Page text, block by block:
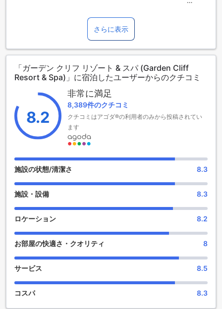
ます。各ルームタイプ欄の記載をお確かめください。ルーム
タイプの欄にエキストラベッド追加のオプションが提示され
ていない場合は、エキストラベッドの追加はできません。
【ご注意】6部屋以上をご予約の場合は、異なるご予約条件や
ガーデン クリフ リゾート&スパ【SHA Extra+認定】は、パタ
ヤに位置する5.0スターホテルです。2005年に建てられ、
2010年に最後のリノベーションが行われました。チェックイ
ンは午後2時から可能で、チェックアウトは正午までとなって
います。ホテルには合計230室の客室があり、空港までの所要
時間は120分です。また、このホテルでは、4歳から11歳まで
の子供が無料で宿泊することができます。
充実したエンターテイメント施設で楽しい滞在を
ガーデン クリフ リゾート&スパ【SHA Extra+認定】は、豪華
なエンターテイメント施設を提供しています。滞在中に退屈
することはありません。ホテル内にはショップがあり、お土
産探しやショッピングを楽しむことができます。また、リラ
ックスしたい方にはマッサージやホットタブ、サウナが用意
されています。広々とした庭園では、自然の中で散歩を楽し
過ごすことができます。ガーデン クリフ リゾート&スパ
【SHA Extra+認定】では、充実したエンターテイメント施設
で快適な滞在をお楽しみいただけます。
ガーデン クリフ リゾート&スパ【SHA Extra+認定】は、豪華
なスポーツ施設を提供しています。室内プールでは、雨の日
でも快適に泳ぐことができます。フィットネスセンターで
ができます。屋外プールでは、太陽の光を浴びながらリラッ
クスした時間を過ごすことができます。プライベートビーチ
さらに表示
「ガーデン クリフ リゾート & スパ (Garden Cliff
Resort & Spa)」に宿泊したユーザーからのクチコミ
8.2
非常に満足
8,389件のクチコミ
クチコミはアゴダ®の利用者のみから投稿されてい
ます
施設の状態/清潔さ 8.3
施設・設備 8.3
ロケーション 8.2
お部屋の快適さ・クオリティ 8
サービス 8.5
コスパ 8.3